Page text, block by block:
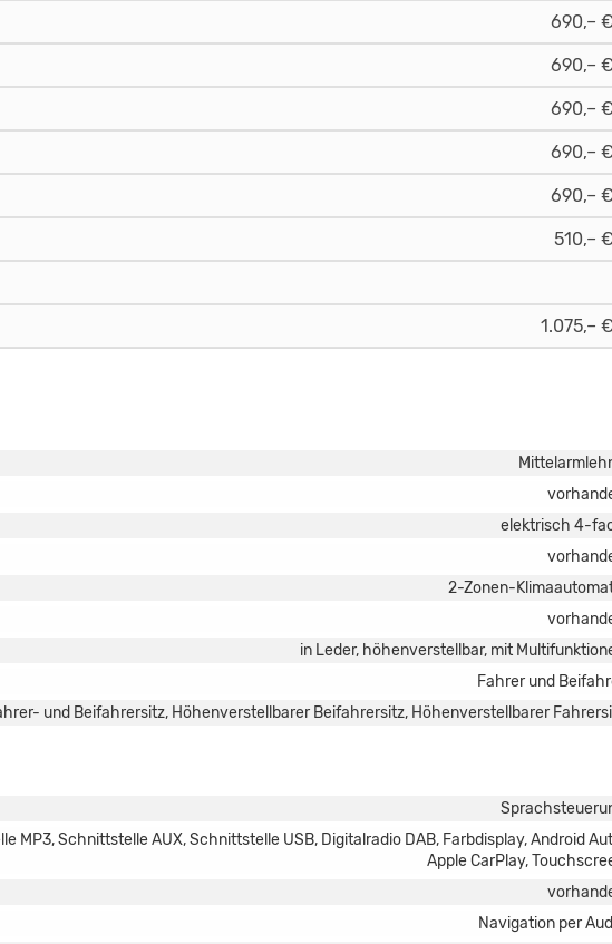
690,– €
690,– €
690,– €
690,– €
690,– €
510,– €
1.075,– €
elektrisch 4-
2-Zonen-
in Leder, höhenverstellbar, mit
Fahrer und
und Beifahrersitz, Höhenverstellbarer Beifahrersitz, Höhenverstellbarer
MP3, Schnittstelle AUX, Schnittstelle USB, Digitalradio DAB, Farbdisplay, Android
Apple CarPlay,
Navigation per